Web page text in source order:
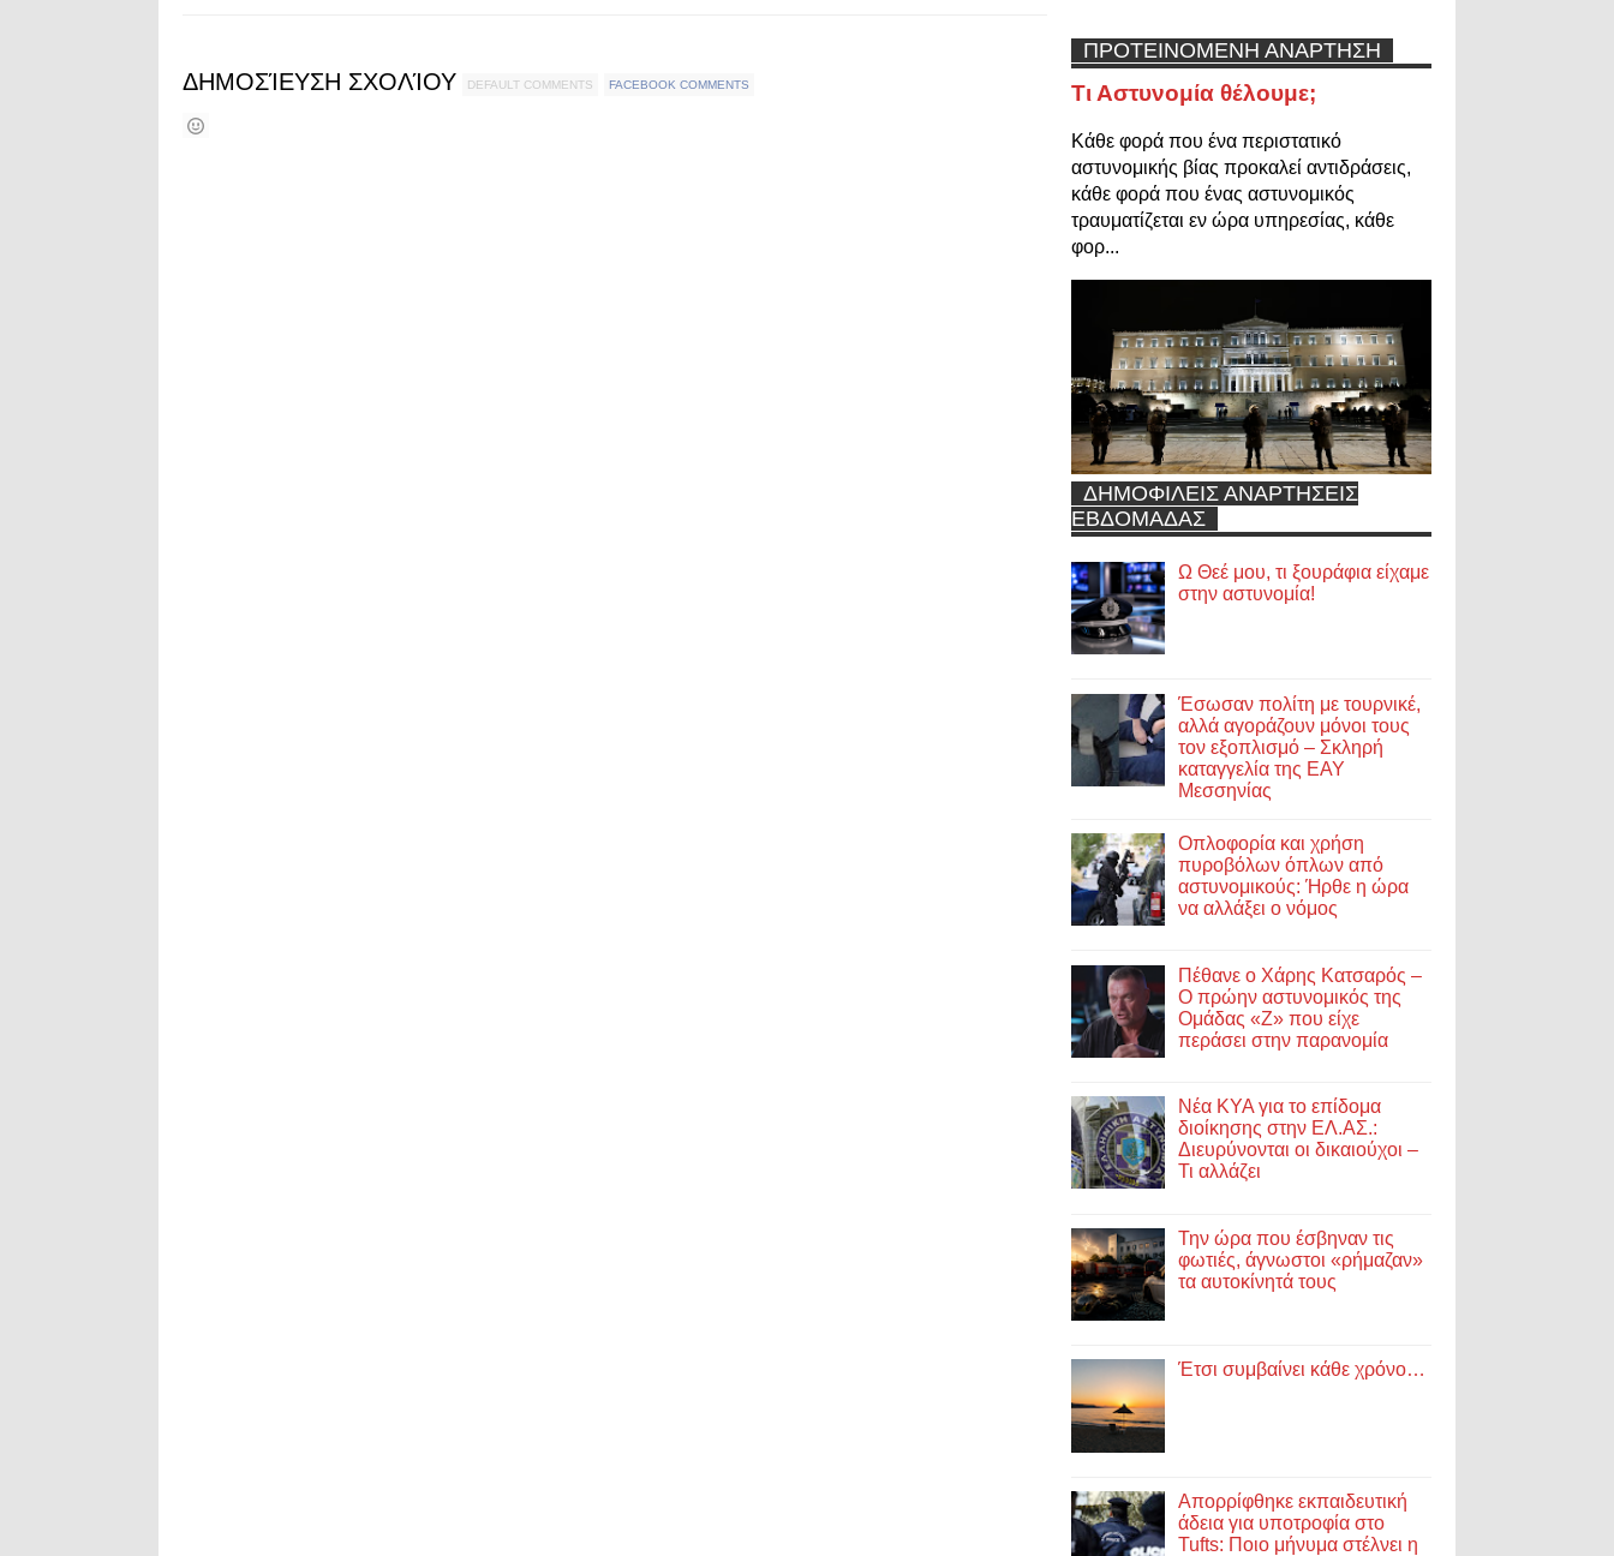
ΔΗΜΟΣΊΕΥΣΗ ΣΧΟΛΊΟΥ DEFAULT COMMENTS FACEBOOK COMMENTS
ΠΡΟΤΕΙΝΟΜΕΝΗ ΑΝΑΡΤΗΣΗ
Τι Αστυνομία θέλουμε;
Κάθε φορά που ένα περιστατικό
αστυνομικής βίας προκαλεί αντιδράσεις,
κάθε φορά που ένας αστυνομικός
τραυματίζεται εν ώρα υπηρεσίας, κάθε
φορ...
ΔΗΜΟΦΙΛΕΙΣ ΑΝΑΡΤΗΣΕΙΣ
ΕΒΔΟΜΑΔΑΣ
Ω Θεέ μου, τι ξουράφια είχαμε
στην αστυνομία!
Έσωσαν πολίτη με τουρνικέ,
αλλά αγοράζουν μόνοι τους
τον εξοπλισμό – Σκληρή
καταγγελία της ΕΑΥ
Μεσσηνίας
Οπλοφορία και χρήση
πυροβόλων όπλων από
αστυνομικούς: Ήρθε η ώρα
να αλλάξει ο νόμος
Πέθανε ο Χάρης Κατσαρός –
Ο πρώην αστυνομικός της
Ομάδας «Ζ» που είχε
περάσει στην παρανομία
Νέα ΚΥΑ για το επίδομα
διοίκησης στην ΕΛ.ΑΣ.:
Διευρύνονται οι δικαιούχοι –
Τι αλλάζει
Την ώρα που έσβηναν τις
φωτιές, άγνωστοι «ρήμαζαν»
τα αυτοκίνητά τους
Έτσι συμβαίνει κάθε χρόνο…
Απορρίφθηκε εκπαιδευτική
άδεια για υποτροφία στο
Tufts: Ποιο μήνυμα στέλνει η